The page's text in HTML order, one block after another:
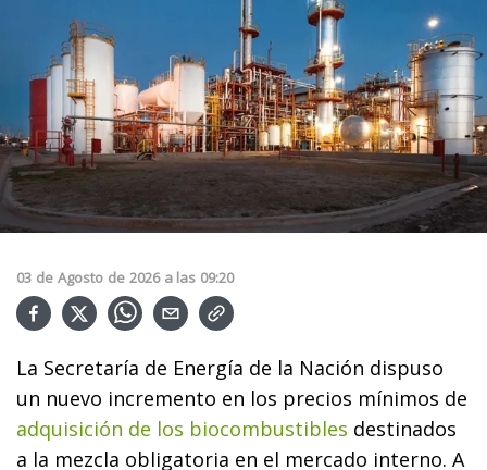
03 de Agosto de 2026 a las 09:20
La Secretaría de Energía de la Nación dispuso
un nuevo incremento en los precios mínimos de
adquisición de los biocombustibles destinados
a la mezcla obligatoria en el mercado interno. A